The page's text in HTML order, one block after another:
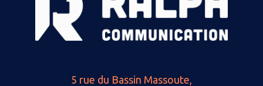
5 rue du Bassin Massoute,